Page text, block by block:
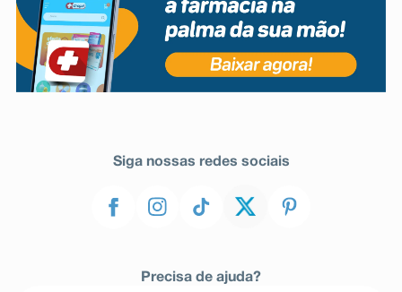
Siga nossas redes sociais
Precisa de ajuda?